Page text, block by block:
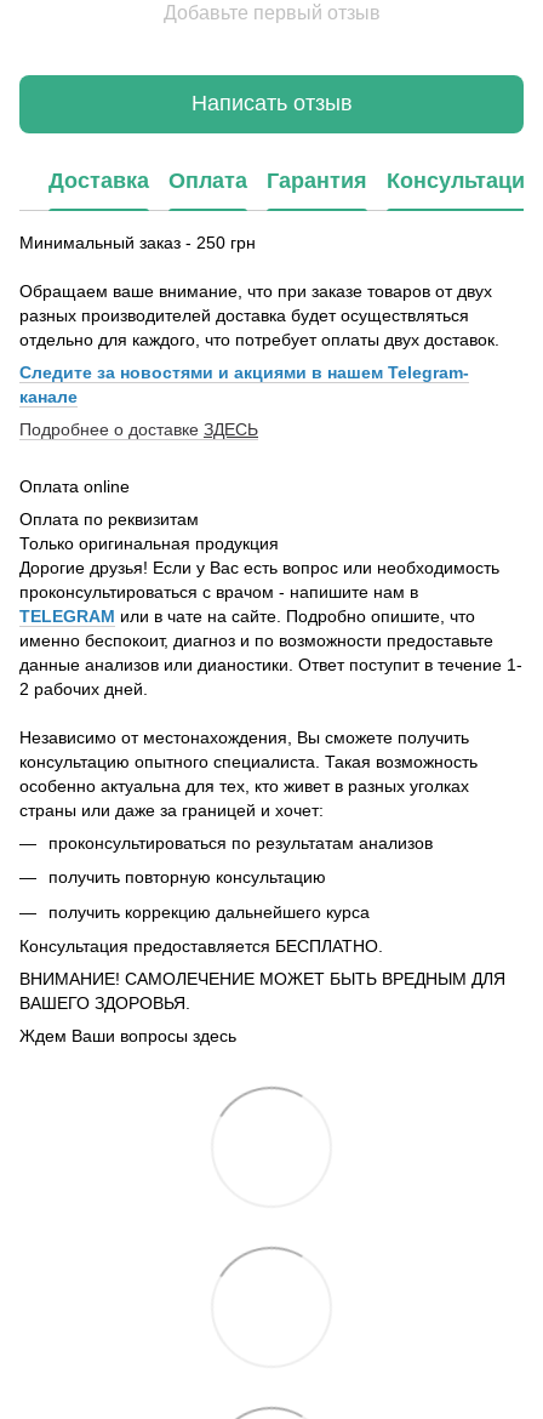
Добавьте первый отзыв
Написать отзыв
Доставка Оплата Гарантия Консультация
Минимальный заказ - 250 грн
Обращаем ваше внимание, что при заказе товаров от двух
разных производителей доставка будет осуществляться
отдельно для каждого, что потребует оплаты двух доставок.
Следите за новостями и акциями в нашем Telegram-
канале
Подробнее о доставке ЗДЕСЬ
Оплата online
Оплата по реквизитам
Только оригинальная продукция
Дорогие друзья! Если у Вас есть вопрос или необходимость
проконсультироваться с врачом - напишите нам в
TELEGRAM или в чате на сайте. Подробно опишите, что
именно беспокоит, диагноз и по возможности предоставьте
данные анализов или дианостики. Ответ поступит в течение 1-
2 рабочих дней.
Независимо от местонахождения, Вы сможете получить
консультацию опытного специалиста. Такая возможность
особенно актуальна для тех, кто живет в разных уголках
страны или даже за границей и хочет:
проконсультироваться по результатам анализов
получить повторную консультацию
получить коррекцию дальнейшего курса
Консультация предоставляется БЕСПЛАТНО.
ВНИМАНИЕ! САМОЛЕЧЕНИЕ МОЖЕТ БЫТЬ ВРЕДНЫМ ДЛЯ
ВАШЕГО ЗДОРОВЬЯ.
Ждем Ваши вопросы здесь